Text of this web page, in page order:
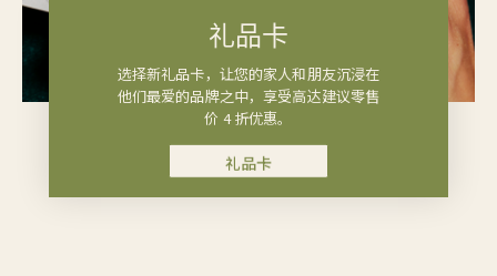
礼品卡
选择新礼品卡，让您的家人和朋友沉浸在
他们最爱的品牌之中，享受高达建议零售
价 4 折优惠。
礼品卡